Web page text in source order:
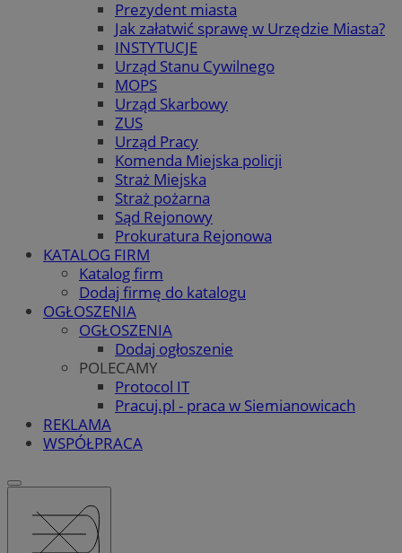
Prezydent miasta
Jak załatwić sprawę w Urzędzie Miasta?
INSTYTUCJE
Urząd Stanu Cywilnego
MOPS
Urząd Skarbowy
ZUS
Urząd Pracy
Komenda Miejska policji
Straż Miejska
Straż pożarna
Sąd Rejonowy
Prokuratura Rejonowa
KATALOG FIRM
Katalog firm
Dodaj firmę do katalogu
OGŁOSZENIA
OGŁOSZENIA
Dodaj ogłoszenie
POLECAMY
Protocol IT
Pracuj.pl - praca w Siemianowicach
REKLAMA
WSPÓŁPRACA